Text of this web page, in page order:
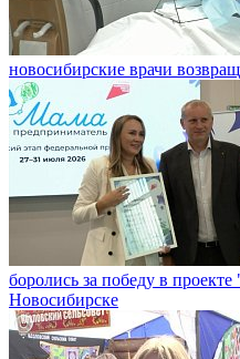
новосибирские врачи
боролись за победу в
Новосибирске